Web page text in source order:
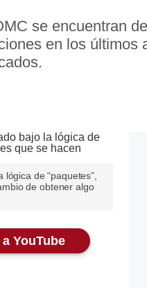
se encuentran
en los últimos
de “paquetes”,
de obtener algo
YouTube